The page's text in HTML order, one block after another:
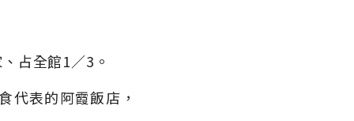
占全館1／3。
代表的阿霞飯店，